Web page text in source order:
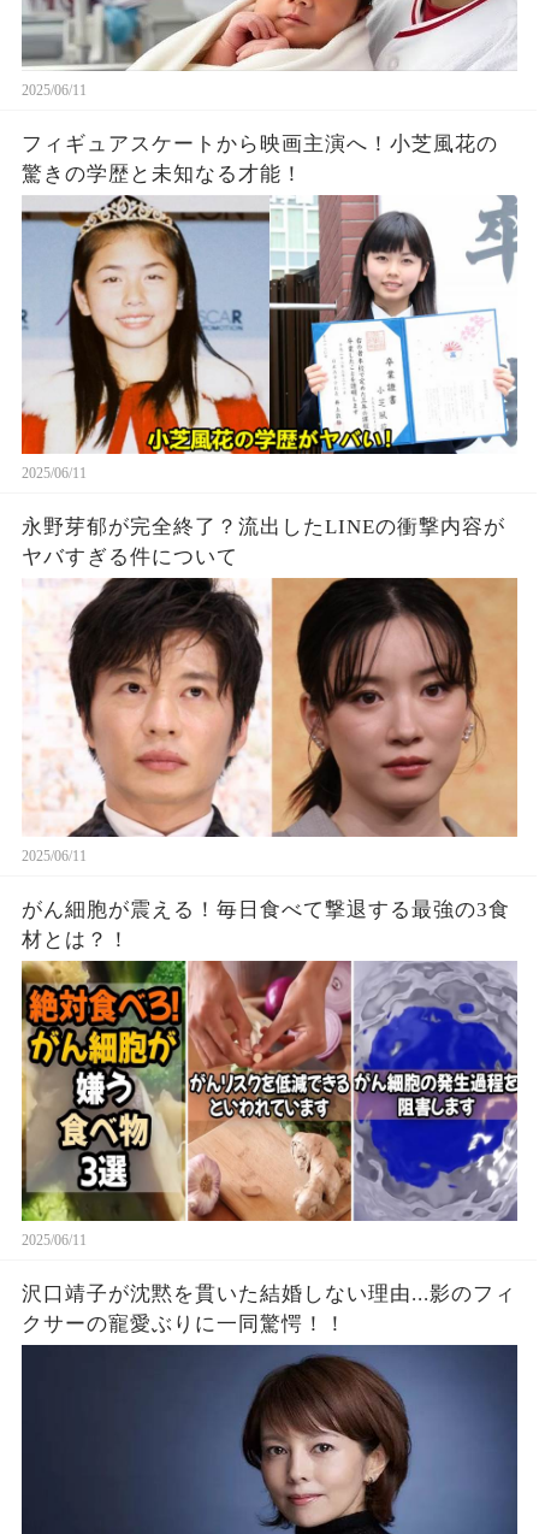
2025/06/11
フィギュアスケートから映画主演へ！小芝風花の
驚きの学歴と未知なる才能！
2025/06/11
永野芽郁が完全終了？流出したLINEの衝撃内容が
ヤバすぎる件について
2025/06/11
がん細胞が震える！毎日食べて撃退する最強の3食
材とは？！
2025/06/11
沢口靖子が沈黙を貫いた結婚しない理由...影のフィ
クサーの寵愛ぶりに一同驚愕！！